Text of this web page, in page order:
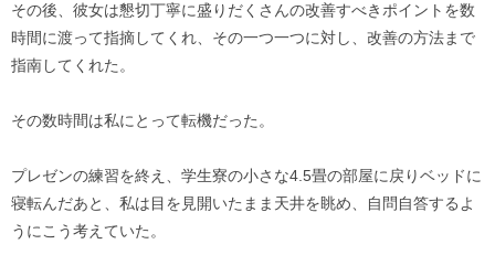
その後、彼女は懇切丁寧に盛りだくさんの改善すべきポイントを数
時間に渡って指摘してくれ、その一つ一つに対し、改善の方法まで
指南してくれた。
その数時間は私にとって転機だった。
プレゼンの練習を終え、学生寮の小さな4.5畳の部屋に戻りベッドに
寝転んだあと、私は目を見開いたまま天井を眺め、自問自答するよ
うにこう考えていた。